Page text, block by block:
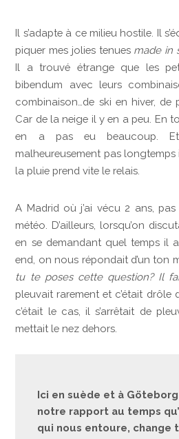
Il s’adapte à ce milieu hostile. Il
piquer mes jolies tenues made in
Il a trouvé étrange que les
bibendum avec leurs
combinaison…de ski en hiver, de
Car de la neige il y en a peu. En
en a pas eu beaucoup.
malheureusement pas
la pluie prend vite le relais.
A Madrid où j’ai vécu 2 ans,
météo. D’ailleurs, lorsqu’on
en se demandant quel temps il
end, on nous répondait d’un ton
tu te poses cette question? Il
pleuvait rarement et c’était
c’était le cas, il s’arrêtait de
mettait le nez dehors.
Ici en suède et à
notre rapport au temps
qui nous entoure, change